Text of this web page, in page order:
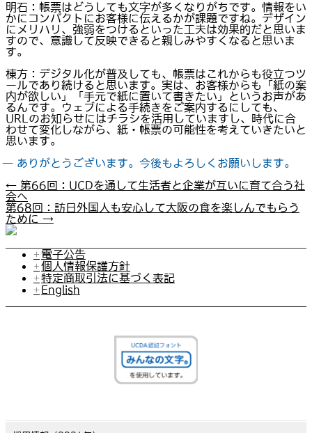
明石：帳票はどうしても文字が多くなりがちです。情報をい
かにコンパクトにお客様に伝えるかが課題ですね。デザイン
にメリハリ、強弱をつけるといった工夫は効果的だと思いま
すので、意識して反映できると親しみやすくなると思いま
す。
棟方：デジタル化が普及しても、帳票はこれからも役立つツ
ールであり続けると思います。実は、お客様からも「紙の案
内が欲しい」「手元で紙に置いて書きたい」というお声があ
るんです。ウェブによる手続きをご案内するにしても、
URLのお知らせにはチラシを活用していますし、時代に合
わせて変化しながら、紙・帳票の可能性を考えていきたいと
思います。
― ありがとうございます。今後もよろしくお願いします。
← 第66回：UCDを通して生活者と企業が互いに育て合う社
会へ
第68回：訪日外国人も安心して大阪の食を楽しんでもらう
ために →
電子公告
個人情報保護方針
特定商取引法に基づく表記
English